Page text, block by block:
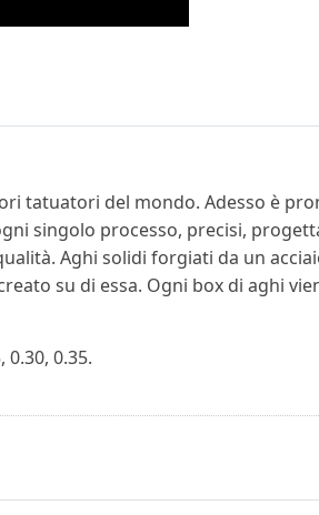
tatuatori del mondo. Adesso è
singolo processo, precisi,
Aghi solidi forgiati da un
su di essa. Ogni box di aghi
0.35.